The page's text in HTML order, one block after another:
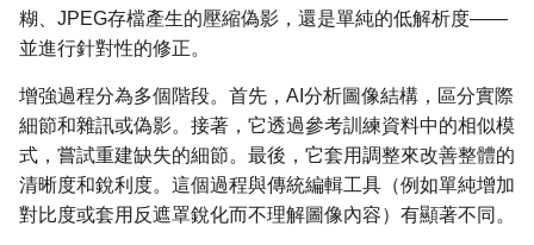
糊、JPEG存檔產生的壓縮偽影，還是單純的低解析度——
並進行針對性的修正。
增強過程分為多個階段。首先，AI分析圖像結構，區分實際
細節和雜訊或偽影。接著，它透過參考訓練資料中的相似模
式，嘗試重建缺失的細節。最後，它套用調整來改善整體的
清晰度和銳利度。這個過程與傳統編輯工具（例如單純增加
對比度或套用反遮罩銳化而不理解圖像內容）有顯著不同。